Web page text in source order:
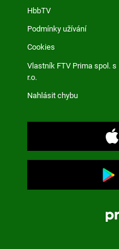
HbbTV
Podmínky užívání
Cookies
Vlastník FTV Prima spol. s
r.o.
Nahlásit chybu